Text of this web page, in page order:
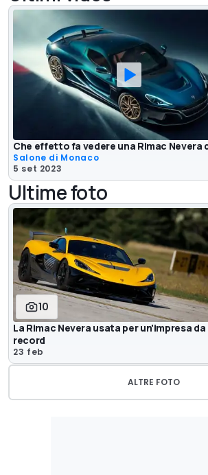
Che effetto fa vedere una Rimac Nevera
Salone di Monaco
5 set 2023
Ultime foto
10
La Rimac Nevera usata per un'impresa da
record
23 feb
ALTRE FOTO